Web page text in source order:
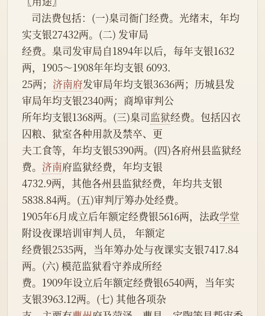
实支银27432两。(二) 发审局
经费。臬司发审局自1894年以后，每年支银1632
两，1905～1908年年均支银 6093.
25两； 济南府发审局年均支银3636两；历城县发
审局年均支银2340两；商埠审判公
所年均支银1368两。(三)臬司监狱经费。包括囚衣
囚粮、狱室各种用款及禁卒、更
夫工食等，年均支银5390两。(四)各府州县监狱经
费。 济南府监狱经费，年均支银
4732.9两，其他各州县监狱经费，年均共支银
5838.84两。(五)审判厅筹办处经费。
1905年6月成立后年额定经费银5616两，法政学堂
附设夜课培训审判人员， 年额定
经费银2535两，当年筹办处与夜课实支银7417.84
两。(六) 模范监狱看守养成所经
费。1909年设立后年额定经费银6540两，当年实
支银3963.12两。(七) 其他各项杂